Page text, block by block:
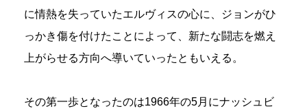
に情熱を失っていたエルヴィスの心に、ジョンがひ
っかき傷を付けたことによって、新たな闘志を燃え
上がらせる方向へ導いていったともいえる。
その第一歩となったのは1966年の5月にナッシュビ